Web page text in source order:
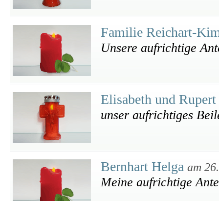
Familie Reichart-
Unsere aufrichtige
Elisabeth und
unser aufrichtiges
Bernhart Helga am
Meine aufrichtige